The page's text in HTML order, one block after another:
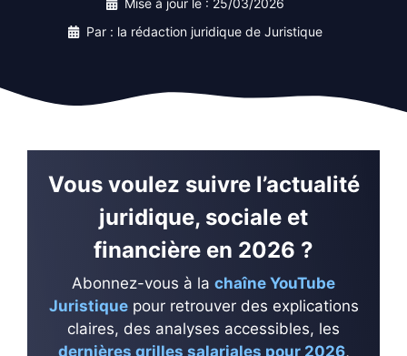
Mise à jour le : 25/03/2026
Par : la rédaction juridique de Juristique
Vous voulez suivre l’actualité
juridique, sociale et
financière en 2026 ?
Abonnez-vous à la chaîne YouTube
Juristiquepour retrouver des explications
claires, des analyses accessibles, les
dernières grilles salariales pour 2026,